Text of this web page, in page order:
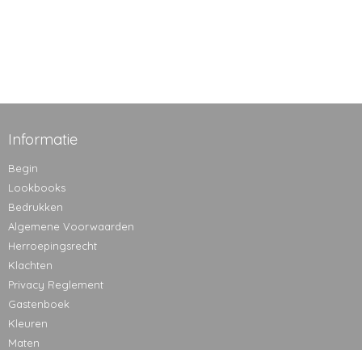
Informatie
Begin
Lookbooks
Bedrukken
Algemene Voorwaarden
Herroepingsrecht
Klachten
Privacy Reglement
Gastenboek
Kleuren
Maten